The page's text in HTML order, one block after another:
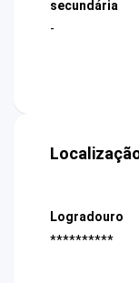
secundária
-
Logradouro
**********